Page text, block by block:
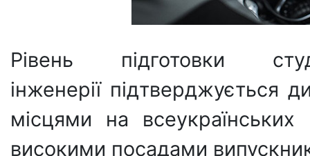
Рівень підготовки
інженерії підтверджується
місцями на
високими посадами